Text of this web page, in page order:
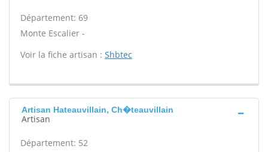
Département: 69
Monte Escalier -
Voir la fiche artisan : Shbtec
Artisan Hateauvillain, Ch�teauvillain
Artisan
Département: 52